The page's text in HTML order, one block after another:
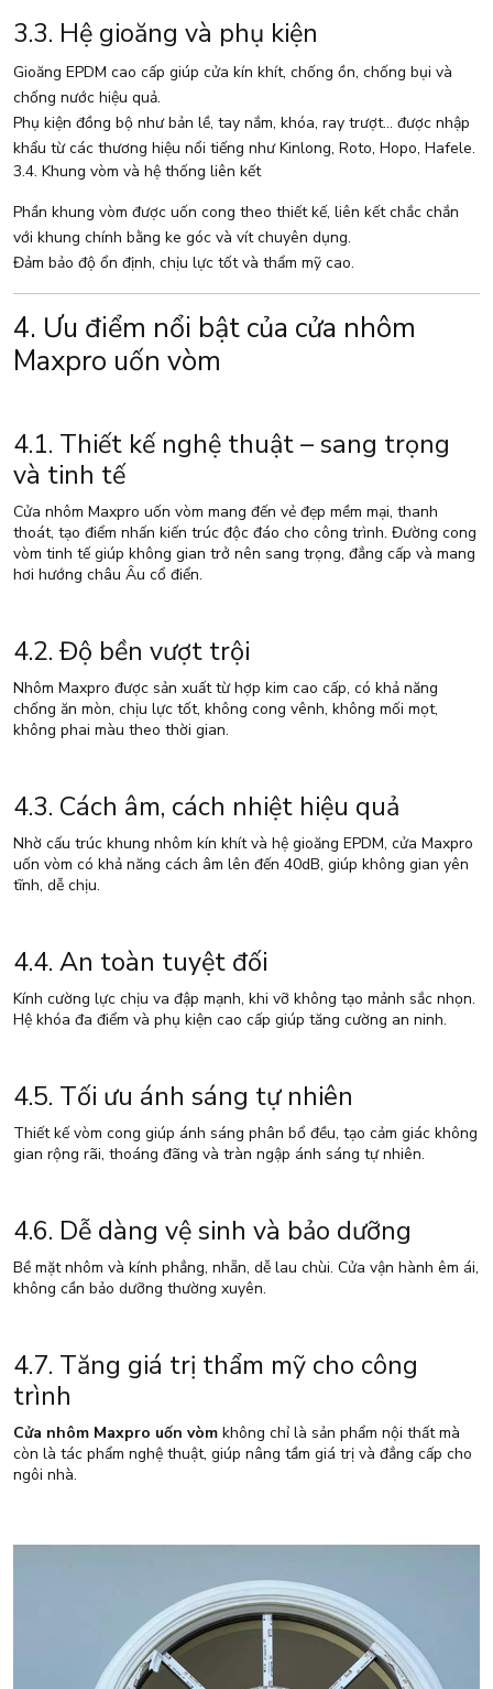
3.3. Hệ gioăng và phụ kiện
Gioăng EPDM cao cấp giúp cửa kín khít, chống ồn, chống bụi và
chống nước hiệu quả.
Phụ kiện đồng bộ như bản lề, tay nắm, khóa, ray trượt… được nhập
khẩu từ các thương hiệu nổi tiếng như Kinlong, Roto, Hopo, Hafele.
3.4. Khung vòm và hệ thống liên kết
Phần khung vòm được uốn cong theo thiết kế, liên kết chắc chắn
với khung chính bằng ke góc và vít chuyên dụng.
Đảm bảo độ ổn định, chịu lực tốt và thẩm mỹ cao.
4. Ưu điểm nổi bật của cửa nhôm
Maxpro uốn vòm
4.1. Thiết kế nghệ thuật – sang trọng
và tinh tế
Cửa nhôm Maxpro uốn vòm mang đến vẻ đẹp mềm mại, thanh
thoát, tạo điểm nhấn kiến trúc độc đáo cho công trình. Đường cong
vòm tinh tế giúp không gian trở nên sang trọng, đẳng cấp và mang
hơi hướng châu Âu cổ điển.
4.2. Độ bền vượt trội
Nhôm Maxpro được sản xuất từ hợp kim cao cấp, có khả năng
chống ăn mòn, chịu lực tốt, không cong vênh, không mối mọt,
không phai màu theo thời gian.
4.3. Cách âm, cách nhiệt hiệu quả
Nhờ cấu trúc khung nhôm kín khít và hệ gioăng EPDM, cửa Maxpro
uốn vòm có khả năng cách âm lên đến 40dB, giúp không gian yên
tĩnh, dễ chịu.
4.4. An toàn tuyệt đối
Kính cường lực chịu va đập mạnh, khi vỡ không tạo mảnh sắc nhọn.
Hệ khóa đa điểm và phụ kiện cao cấp giúp tăng cường an ninh.
4.5. Tối ưu ánh sáng tự nhiên
Thiết kế vòm cong giúp ánh sáng phân bổ đều, tạo cảm giác không
gian rộng rãi, thoáng đãng và tràn ngập ánh sáng tự nhiên.
4.6. Dễ dàng vệ sinh và bảo dưỡng
Bề mặt nhôm và kính phẳng, nhẵn, dễ lau chùi. Cửa vận hành êm ái,
không cần bảo dưỡng thường xuyên.
4.7. Tăng giá trị thẩm mỹ cho công
trình
Cửa nhôm Maxpro uốn vòm không chỉ là sản phẩm nội thất mà
còn là tác phẩm nghệ thuật, giúp nâng tầm giá trị và đẳng cấp cho
ngôi nhà.